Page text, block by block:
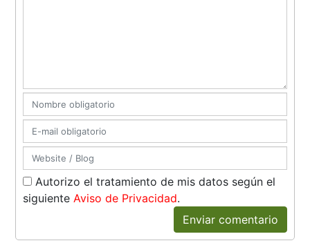
Autorizo el tratamiento de mis datos según el
siguienteAviso de Privacidad.
Enviar comentario